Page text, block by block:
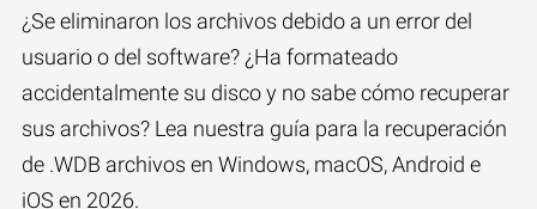
¿Se eliminaron los archivos debido a un error del
usuario o del software? ¿Ha formateado
accidentalmente su disco y no sabe cómo recuperar
sus archivos? Lea nuestra guía para la recuperación
de .WDB archivos en Windows, macOS, Android e
iOS en 2026.